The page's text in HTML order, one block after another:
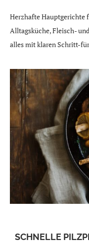
Herzhafte Hauptgerichte
Alltagsküche, Fleisch-
alles mit klaren Schritt-
SCHNELLE